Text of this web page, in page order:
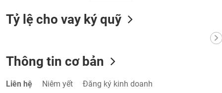
Tỷ lệ cho vay ký quỹ
Thông tin cơ bản
Liên hệ Niêm yết Đăng ký kinh doanh
tài
chính
liệu